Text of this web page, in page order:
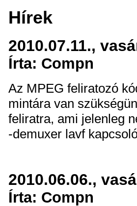
Hírek
2010.07.11.,
Írta: Compn
Az MPEG feliratozó
mintára van
feliratra, ami jelenleg
-demuxer lavf
2010.06.06.,
Írta: Compn